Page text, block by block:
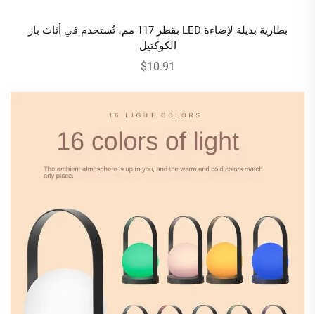
بطارية بديلة لإضاءة LED بقطر 117 مم، تُستخدم في أثاث بار
الكوكتيل
$10.91